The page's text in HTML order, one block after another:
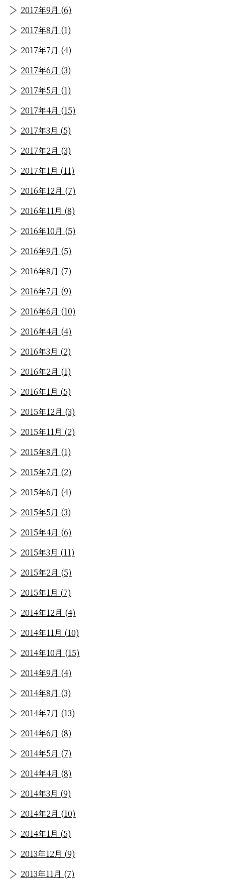
2017年9月 (6)
2017年8月 (1)
2017年7月 (4)
2017年6月 (3)
2017年5月 (1)
2017年4月 (15)
2017年3月 (5)
2017年2月 (3)
2017年1月 (11)
2016年12月 (7)
2016年11月 (8)
2016年10月 (5)
2016年9月 (5)
2016年8月 (7)
2016年7月 (9)
2016年6月 (10)
2016年4月 (4)
2016年3月 (2)
2016年2月 (1)
2016年1月 (5)
2015年12月 (3)
2015年11月 (2)
2015年8月 (1)
2015年7月 (2)
2015年6月 (4)
2015年5月 (3)
2015年4月 (6)
2015年3月 (11)
2015年2月 (5)
2015年1月 (7)
2014年12月 (4)
2014年11月 (10)
2014年10月 (15)
2014年9月 (4)
2014年8月 (3)
2014年7月 (13)
2014年6月 (8)
2014年5月 (7)
2014年4月 (8)
2014年3月 (9)
2014年2月 (10)
2014年1月 (5)
2013年12月 (9)
2013年11月 (7)